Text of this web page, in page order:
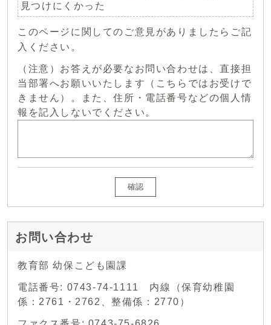
見つけにくかった
このページに関してのご意見がありましたらご記
入ください。
（注意）お答えが必要なお問い合わせは、直接担
当部署へお願いいたします（こちらではお受けで
きません）。また、住所・電話番号などの個人情
報を記入しないでください。
確認
お問い合わせ
教育部 幼保こども園課
電話番号: 0743-74-1111 内線（保育幼稚園
係：2761・2762、整備係：2770）